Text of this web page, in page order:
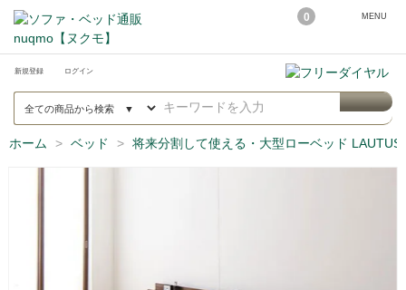
0 MENU
新規登録 ログイン
ホーム ベッド 将来分割して使える・大型ローベッド LAUTUS